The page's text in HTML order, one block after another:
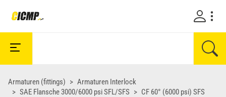
Armaturen (fittings)
Armaturen Interlock
SAE Flansche 3000/6000 psi SFL/SFS
CF 60° (6000 psi) SFS